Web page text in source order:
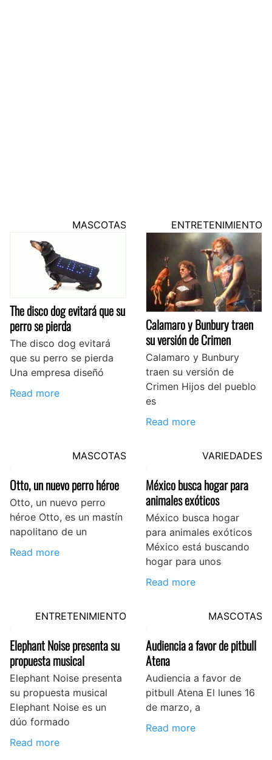
MASCOTAS
The disco dog evitará que su
perro se pierda
The disco dog evitará
que su perro se pierda
Una empresa diseñó
Read more
ENTRETENIMIENTO
Calamaro y Bunbury traen
su versión de Crimen
Calamaro y Bunbury
traen su versión de
Crimen Hijos del pueblo
es
Read more
MASCOTAS
Otto, un nuevo perro héroe
Otto, un nuevo perro
héroe Otto, es un mastín
napolitano de un
Read more
VARIEDADES
México busca hogar para
animales exóticos
México busca hogar
para animales exóticos
México está buscando
hogar para unos
Read more
ENTRETENIMIENTO
Elephant Noise presenta su
propuesta musical
Elephant Noise presenta
su propuesta musical
Elephant Noise es un
dúo formado
Read more
MASCOTAS
Audiencia a favor de pitbull
Atena
Audiencia a favor de
pitbull Atena El lunes 16
de marzo, a
Read more